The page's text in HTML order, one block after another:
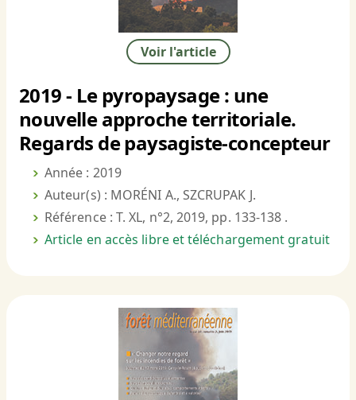
Voir l'article
2019 - Le pyropaysage : une
nouvelle approche territoriale.
Regards de paysagiste-concepteur
Année : 2019
Auteur(s) : MORÉNI A., SZCRUPAK J.
Référence : T. XL, n°2, 2019, pp. 133-138 .
Article en accès libre et téléchargement gratuit